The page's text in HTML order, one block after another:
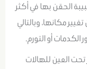
الحقن بها في أكثر
مكانها، وبالتالي
أو التورم.
تحت العين للهالات